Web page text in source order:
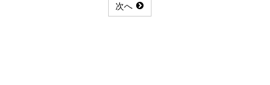
次へ